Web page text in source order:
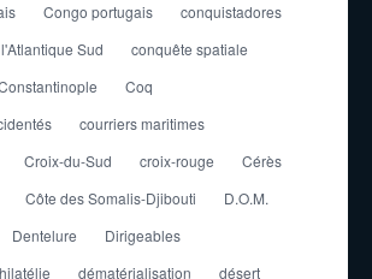
Congo portugais
conquistadores
Sud
conquête spatiale
Coq
courriers maritimes
Croix-du-Sud croix-rouge
Cérès
Côte des Somalis-Djibouti
D.O.M.
Dentelure
Dirigeables
dématérialisation désert